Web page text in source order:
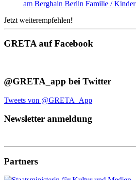
am Berghain Berlin Familie / Kinder
Jetzt weiterempfehlen!
GRETA auf Facebook
@GRETA_app bei Twitter
Tweets von @GRETA_App
Newsletter anmeldung
Partners